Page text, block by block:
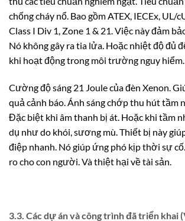
chống cháy nổ. Bao gồm ATEX, IECEx, UL/
Class I Div 1, Zone 1 & 21. Việc này đảm
Nó không gây ra tia lửa. Hoặc nhiệt độ đủ
khi hoạt động trong môi trường nguy hiểm.
Cường độ sáng 21 Joule của đèn Xenon.
quả cảnh báo. Ánh sáng chớp thu hút tầm
Đặc biệt khi âm thanh bị át. Hoặc khi tầm
dụ như do khói, sương mù. Thiết bị này
điệp nhanh. Nó giúp ứng phó kịp thời sự
ro cho con người. Và thiệt hại về tài sản.
3.3. Các dự án và công trình đã triển khai